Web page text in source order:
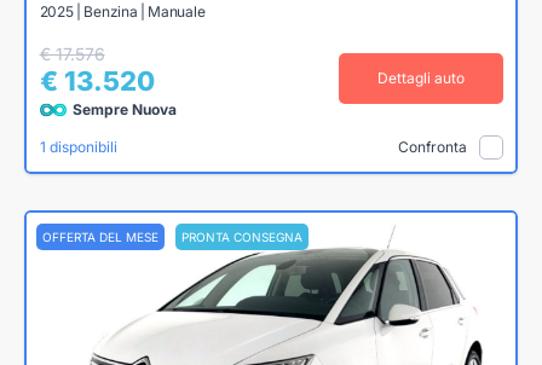
2025 | Benzina | Manuale
€ 17.576
€ 13.520
Sempre Nuova
Dettagli auto
1 disponibili Confronta
OFFERTA DEL MESE PRONTA CONSEGNA